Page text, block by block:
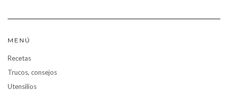
MENÚ
Recetas
Trucos, consejos
Utensilios